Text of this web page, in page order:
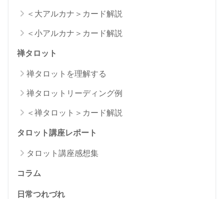
＜大アルカナ＞カード解説
＜小アルカナ＞カード解説
禅タロット
禅タロットを理解する
禅タロットリーディング例
＜禅タロット＞カード解説
タロット講座レポート
タロット講座感想集
コラム
日常つれづれ